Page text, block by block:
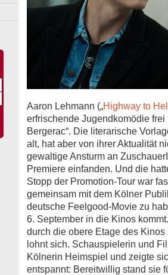
Aaron Lehmann („Highway to
erfrischende Jugendkomödie
Bergerac“. Die literarische
alt, hat aber von ihrer Aktualität
gewaltige Ansturm an
Premiere einfanden. Und die
Stopp der Promotion-Tour war
gemeinsam mit dem Kölner
deutsche Feelgood-Movie zu
6. September in die Kinos
durch die obere Etage des
lohnt sich. Schauspielerin und
Kölnerin Heimspiel und zeigte
entspannt: Bereitwillig stand sie